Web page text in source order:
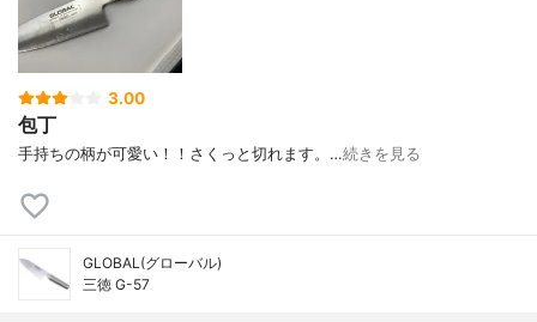
3.00
包丁
手持ちの柄が可愛い！！さくっと切れます。…続きを見る
GLOBAL(グローバル)
三徳 G-57